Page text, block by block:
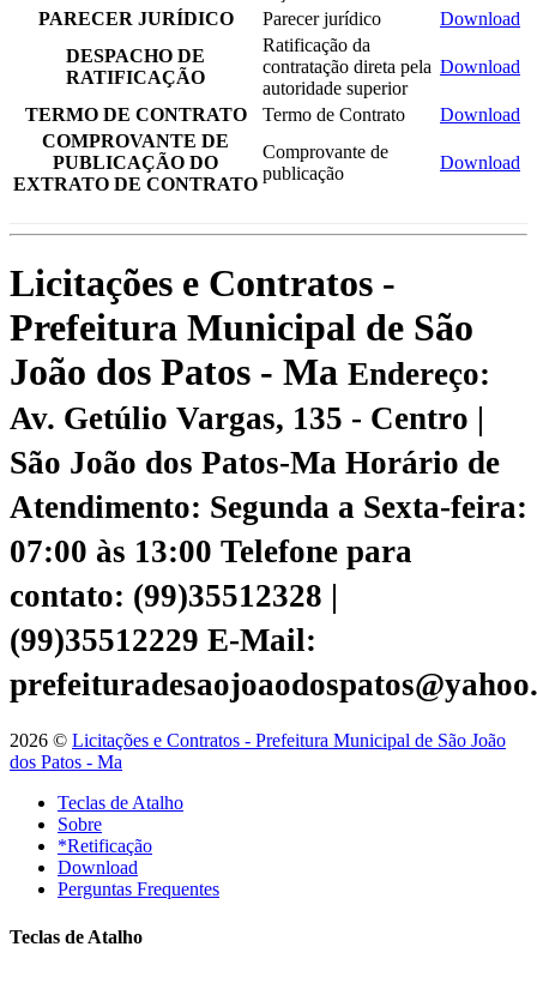
PARECER JURÍDICO Parecer jurídico
Download
DESPACHO DE
RATIFICAÇÃO
Ratificação da
contratação direta pela
autoridade superior
Download
TERMO DE CONTRATO Termo de Contrato
Download
COMPROVANTE DE
PUBLICAÇÃO DO
EXTRATO DE CONTRATO
Comprovante de
publicação
Download
Licitações e Contratos -
Prefeitura Municipal de São
João dos Patos - Ma Endereço:
Av. Getúlio Vargas, 135 - Centro |
São João dos Patos-Ma Horário de
Atendimento: Segunda a Sexta-feira:
07:00 às 13:00 Telefone para
contato: (99)35512328 |
(99)35512229 E-Mail:
2026 © Licitações e Contratos - Prefeitura Municipal de São João
dos Patos - Ma
Teclas de Atalho
Sobre
*Retificação
Download
Perguntas Frequentes
Teclas de Atalho